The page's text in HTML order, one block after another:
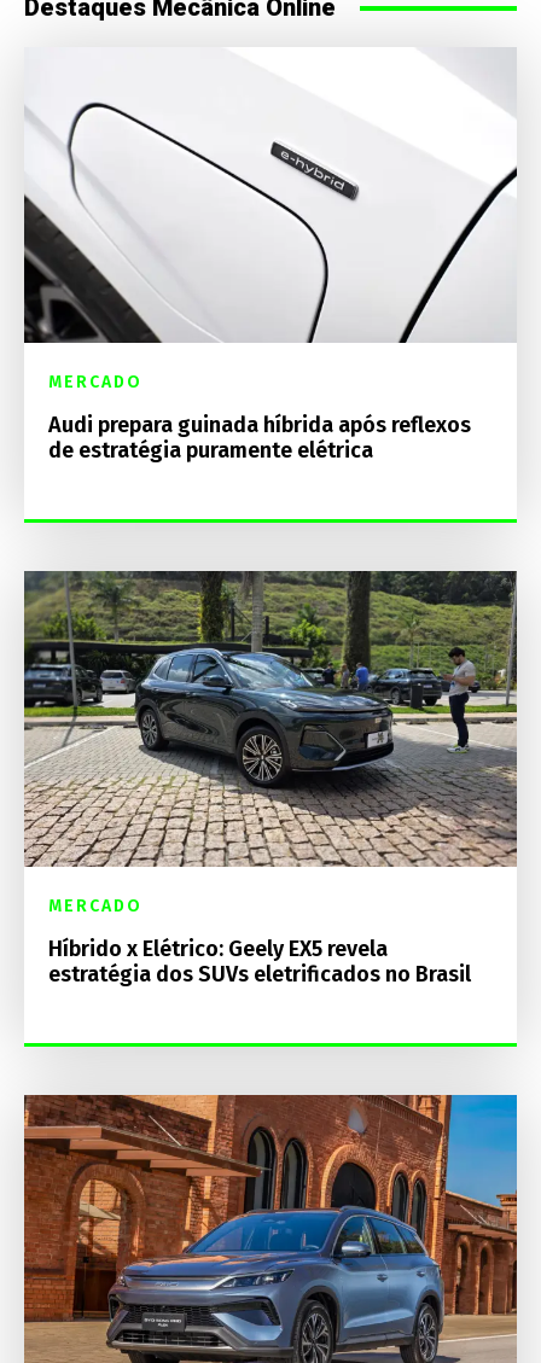
Destaques Mecânica Online
MERCADO
Audi prepara guinada híbrida após reflexos
de estratégia puramente elétrica
MERCADO
Híbrido x Elétrico: Geely EX5 revela
estratégia dos SUVs eletrificados no Brasil